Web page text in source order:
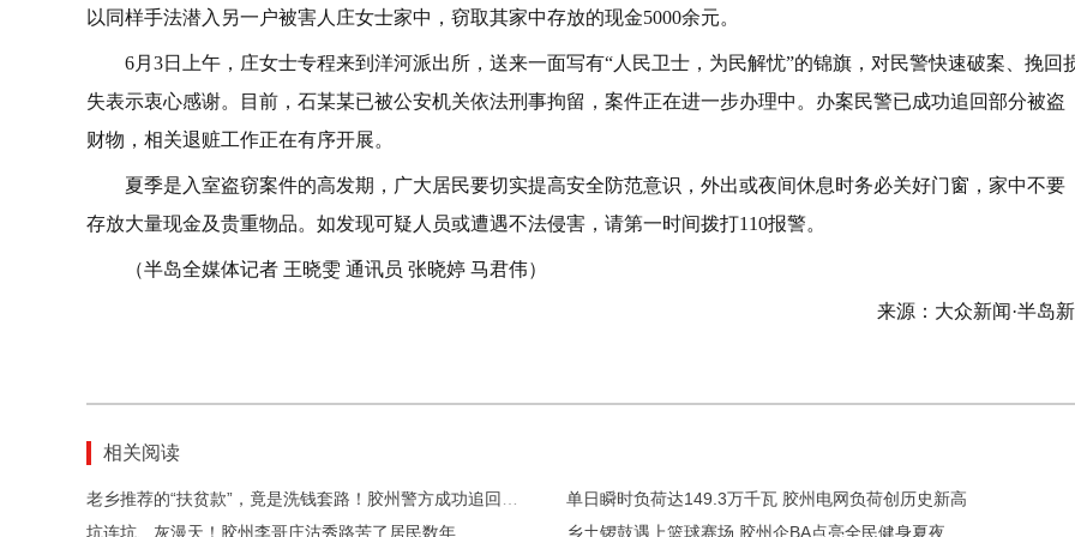
以同样手法潜入另一户被害人庄女士家中，窃取其家中存放的现金5000余元。
6月3日上午，庄女士专程来到洋河派出所，送来一面写有“人民卫士，为民解忧”的锦旗，对民警快速破案、挽回
失表示衷心感谢。目前，石某某已被公安机关依法刑事拘留，案件正在进一步办理中。办案民警已成功追回部分被盗
财物，相关退赃工作正在有序开展。
夏季是入室盗窃案件的高发期，广大居民要切实提高安全防范意识，外出或夜间休息时务必关好门窗，家中不要
存放大量现金及贵重物品。如发现可疑人员或遭遇不法侵害，请第一时间拨打110报警。
（半岛全媒体记者 王晓雯 通讯员 张晓婷 马君伟）
来源：大众新闻·半岛
相关阅读
单日瞬时负荷达149.3万千瓦 胶州电网负荷创历史新高
坑连坑、灰漫天！胶州李哥庄沽秀路苦了居民数年
乡土锣鼓遇上篮球赛场 胶州企BA点亮全民健身夏夜